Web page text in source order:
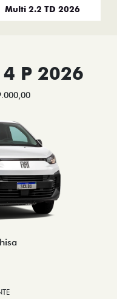
Multi 2.2 TD 2026
P 2026